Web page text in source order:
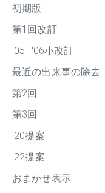
初期版
第1回改訂
'05–'06小改訂
最近の出来事の除去
第2回
第3回
'20提案
'22提案
おまかせ表示